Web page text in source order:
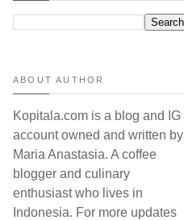
ABOUT AUTHOR
Kopitala.com is a blog and IG
account owned and written by
Maria Anastasia. A coffee
blogger and culinary
enthusiast who lives in
Indonesia. For more updates